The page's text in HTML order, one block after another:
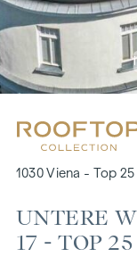
1030 Viena - Top 25
UNTERE
- TOP 25